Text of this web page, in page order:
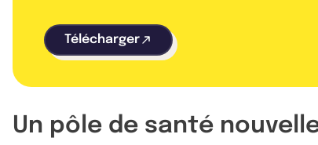
Télécharger
Un pôle de santé